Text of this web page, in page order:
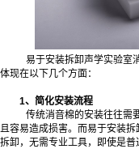
易于安装拆卸声学实验室
体现在以下几个方面：
1、简化安装流程
传统消音棉的安装往往需
且容易造成损害。而易于安装
拆卸，无需专业工具，即使是普